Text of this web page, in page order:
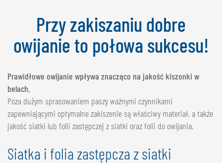
DEUTSCH
SZWAJCARIA
GÖWEIL Schweiz
DEUTSCH
FRANÇAIS
Przy zakiszaniu dobre
owijanie to połowa sukcesu!
Prawidłowe owijanie wpływa znacząco na jakość kiszonki w
belach.
Poza dużym sprasowaniem paszy ważnymi czynnikami
zapewniającymi optymalne zakiszenie są właściwy materiał, a także
jakość siatki lub folii zastępczej z siatki oraz folii do owijania.
Siatka i folia zastępcza z siatki